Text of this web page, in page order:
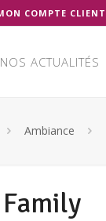
COMPTE CLIENT
NOS ACTUALITÉS
Ambiance
Family